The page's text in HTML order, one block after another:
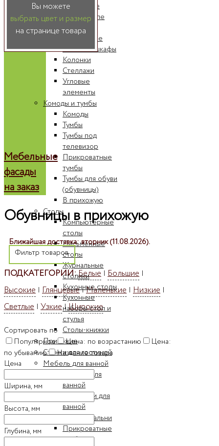
распашные
Шкафы-купе
Радиусные
шкафы-купе
Книжные шкафы
Колонки
Стеллажи
Угловые
элементы
Комоды и тумбы
Комоды
Тумбы
Тумбы под
телевизор
Прикроватные
тумбы
Тумбы для обуви
(обувницы)
В прихожую
Столы
Компьютерные
столы
Письменные
столы
Журнальные
столики
Кухонные столы
Кухонные
наборы стол и
стулья
Столы-книжки
Прихожие
Стенки для гостиной
Мебель для ванной
Пеналы для
ванной
Шкафчики для
ванной
Мебель для спальни
Прикроватные
тумбы
Вы можете
выбрать цвет и размер
на странице товара
Мебельные
фасады
на заказ
Обувницы в прихожую
Ближайшая доставка: вторник (11.08.2026).
Фильтр товаров
ПОДКАТЕГОРИИ:Белые | Большие |
Высокие | Глянцевые|Маленькие | Низкие |
Светлые | Узкие|Широкие
Сортировать по
Популярное
Цена: по возрастанию
Цена:
по убыванию
Название товара
Цена
Ширина, мм
Высота, мм
Глубина, мм